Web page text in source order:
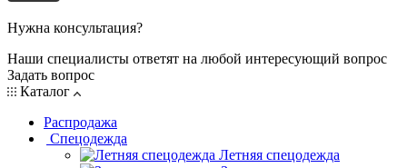
Нужна консультация?
Наши специалисты ответят на любой интересующий вопрос
Задать вопрос
Каталог
Распродажа
Спецодежда
Летняя спецодежда